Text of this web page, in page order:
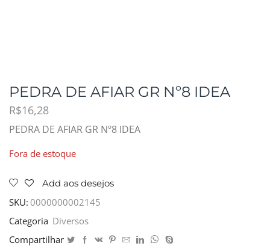
PEDRA DE AFIAR GR Nº8 IDEA
R$16,28
PEDRA DE AFIAR GR Nº8 IDEA
Fora de estoque
Add aos desejos
SKU: 0000000002145
Categoria Diversos
Compartilhar